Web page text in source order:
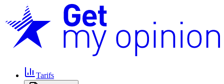
Tarifs